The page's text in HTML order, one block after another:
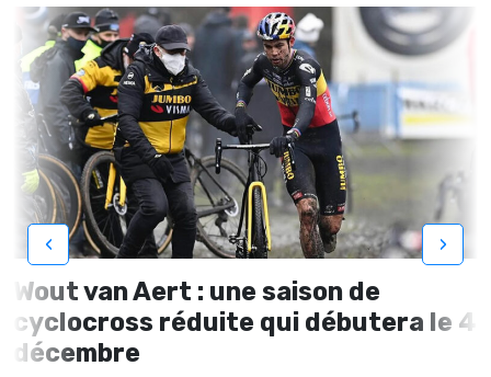
Wout van Aert : une saison de
cyclocross réduite qui débutera le 4
décembre
‹ ›